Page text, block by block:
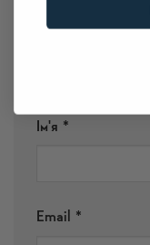
Ім'я *
Email *